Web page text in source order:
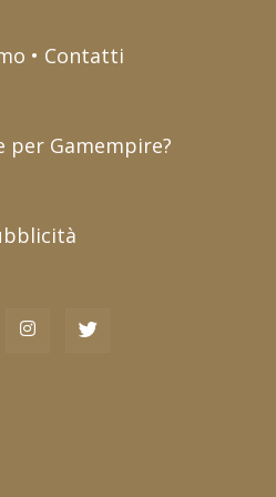
• Contatti
per Gamempire?